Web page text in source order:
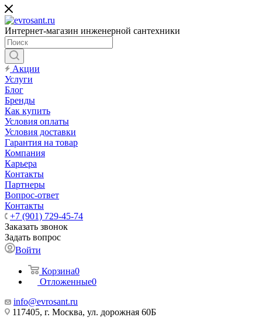
Интернет-магазин инженерной сантехники
Акции
Услуги
Блог
Бренды
Как купить
Условия оплаты
Условия доставки
Гарантия на товар
Компания
Карьера
Контакты
Партнеры
Вопрос-ответ
Контакты
+7 (901) 729-45-74
Заказать звонок
Задать вопрос
Войти
Корзина0
Отложенные0
info@evrosant.ru
117405, г. Москва, ул. дорожная 60Б